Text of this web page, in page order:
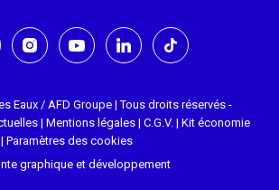
Eaux / AFD Groupe | Tous droits réservés -
| Mentions légales | C.G.V. | Kit économie
| Paramètres des cookies
graphique et développement